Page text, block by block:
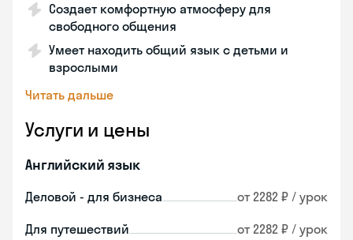
Создает комфортную атмосферу для
свободного общения
Умеет находить общий язык с детьми и
взрослыми
Читать дальше
Услуги и цены
Английский язык
Деловой - для бизнеса от 2282 ₽ / урок
Для путешествий от 2282 ₽ / урок